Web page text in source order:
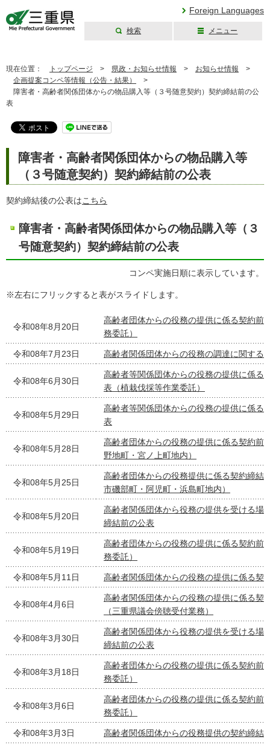
Foreign Languages
検索 メニュー
現在位置： トップページ > 県政・お知らせ情報 > お知らせ情報 >
企画提案コンペ等情報（公告・結果）
>
障害者・高齢者関係団体からの物品購入等（３号随意契約）契約締結前の公
表
障害者・高齢者関係団体からの物品購入等
（３号随意契約）契約締結前の公表
契約締結後の公表はこちら
障害者・高齢者関係団体からの物品購入等（３
号随意契約）契約締結前の公表
コンペ実施日順に表示しています。
※左右にフリックすると表がスライドします。
令和08年8月20日
高齢者団体からの役務の提供に係る契約前
務委託）
令和08年7月23日 高齢者関係団体からの役務の調達に関する
令和08年6月30日
高齢者等関係団体からの役務の提供に係る
表（植栽伐採等作業委託）
令和08年5月29日
高齢者等関係団体からの役務の提供に係る
表
令和08年5月28日
高齢者団体からの役務の提供に係る契約前
野地町・宮ノ上町地内）
令和08年5月25日
高齢者団体からの役務提供に係る契約締結
市磯部町・阿児町・浜島町地内）
令和08年5月20日
高齢者関係団体から役務の提供を受ける場
締結前の公表
令和08年5月19日
高齢者団体からの役務の提供に係る契約前
務委託）
令和08年5月11日 高齢者関係団体からの役務の提供に係る契
令和08年4月6日
高齢者関係団体からの役務の提供に係る契
（三重県議会傍聴受付業務）
令和08年3月30日
高齢者関係団体から役務の提供を受ける場
締結前の公表
令和08年3月18日
高齢者団体からの役務の提供に係る契約前
務委託）
令和08年3月6日
高齢者団体からの役務の提供に係る契約前
務委託）
令和08年3月3日 高齢者関係団体からの役務提供の契約締結